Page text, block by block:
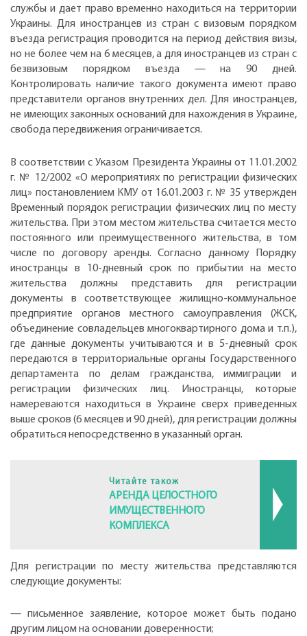
службы и дает право временно находиться на территории
Украины. Для иностранцев из стран с визовым порядком
въезда регистрация проводится на период действия визы,
но не более чем на 6 месяцев, а для иностранцев из стран с
безвизовым порядком въезда — на 90 дней.
Контролировать наличие такого документа имеют право
представители органов внутренних дел. Для иностранцев,
не имеющих законных оснований для нахождения в Украине,
свобода передвижения ограничивается.
В соответствии с Указом Президента Украины от 11.01.2002
г. № 12/2002 «О мероприятиях по регистрации физических
лиц» постановлением КМУ от 16.01.2003 г. № 35 утвержден
Временный порядок регистрации физических лиц по месту
жительства. При этом местом жительства считается место
постоянного или преимущественного жительства, в том
числе по договору аренды. Согласно данному Порядку
иностранцы в 10-дневный срок по прибытии на место
жительства должны представить для регистрации
документы в соответствующее жилищно-коммунальное
предприятие органов местного самоуправления (ЖСК,
объединение совладельцев многоквартирного дома и т.п.),
где данные документы учитываются и в 5-дневный срок
передаются в территориальные органы Государственного
департамента по делам гражданства, иммиграции и
регистрации физических лиц. Иностранцы, которые
намереваются находиться в Украине сверх приведенных
выше сроков (6 месяцев и 90 дней), для регистрации должны
обратиться непосредственно в указанный орган.
Читайте також
АРЕНДА ЦЕЛОСТНОГО
ИМУЩЕСТВЕННОГО
КОМПЛЕКСА
Для регистрации по месту жительства представляются
следующие документы:
— письменное заявление, которое может быть подано
другим лицом на основании доверенности;